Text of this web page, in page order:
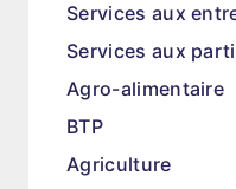
Services aux
Services aux
Agro-alimentaire
BTP
Agriculture